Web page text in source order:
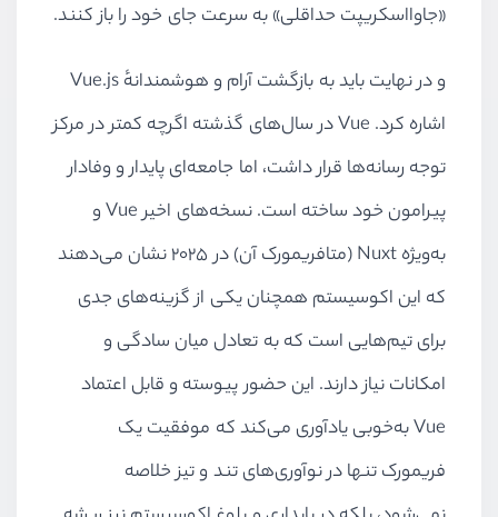
«جاوااسکریپت حداقلی» به سرعت جای خود را باز کنند.
و در نهایت باید به بازگشت آرام و هوشمندانهٔ Vue.js
اشاره کرد. Vue در سال‌های گذشته اگرچه کمتر در مرکز
توجه رسانه‌ها قرار داشت، اما جامعه‌ای پایدار و وفادار
پیرامون خود ساخته است. نسخه‌های اخیر Vue و
به‌ویژه Nuxt (متافریمورک آن) در ۲۰۲۵ نشان می‌دهند
که این اکوسیستم همچنان یکی از گزینه‌های جدی
برای تیم‌هایی است که به تعادل میان سادگی و
امکانات نیاز دارند. این حضور پیوسته و قابل اعتماد
Vue به‌خوبی یادآوری می‌کند که موفقیت یک
فریمورک تنها در نوآوری‌های تند و تیز خلاصه